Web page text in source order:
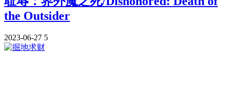
the Outsider
2023-06-27 5